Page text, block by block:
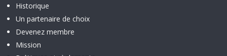
Historique
Un partenaire de choix
Devenez membre
Mission